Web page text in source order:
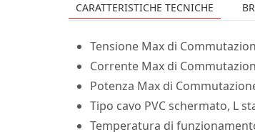
CARATTERISTICHE TECNICHE
Tensione Max di
Corrente Max di
Potenza Max di
Tipo cavo PVC schermato, L
Temperatura di